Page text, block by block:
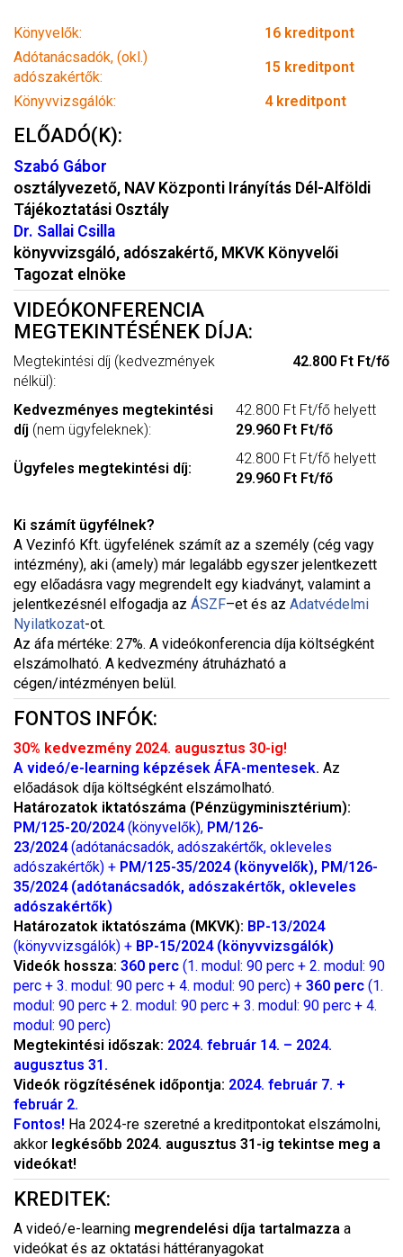
Könyvelők:
16 kreditpont
Adótanácsadók, (okl.)
adószakértők:
15 kreditpont
Könyvvizsgálók:
4 kreditpont
ELŐADÓ(K):
Szabó Gábor
osztályvezető, NAV Központi Irányítás Dél-Alföldi
Tájékoztatási Osztály
Dr. Sallai Csilla
könyvvizsgáló, adószakértő, MKVK Könyvelői
Tagozat elnöke
VIDEÓKONFERENCIA
MEGTEKINTÉSÉNEK DÍJA:
Megtekintési díj (kedvezmények
nélkül):
42.800 Ft Ft/fő
Kedvezményes megtekintési
díj (nem ügyfeleknek):
42.800 Ft Ft/fő helyett
29.960 Ft Ft/fő
Ügyfeles megtekintési díj:
42.800 Ft Ft/fő helyett
29.960 Ft Ft/fő
Ki számít ügyfélnek?
A Vezinfó Kft. ügyfelének számít az a személy (cég vagy
intézmény), aki (amely) már legalább egyszer jelentkezett
egy előadásra vagy megrendelt egy kiadványt, valamint a
jelentkezésnél elfogadja az ÁSZF–et és az Adatvédelmi
Nyilatkozat-ot.
Az áfa mértéke: 27%. A videókonferencia díja költségként
elszámolható. A kedvezmény átruházható a
cégen/intézményen belül.
FONTOS INFÓK:
30% kedvezmény 2024. augusztus 30-ig!
A videó/e-learning képzések ÁFA-mentesek. Az
előadások díja költségként elszámolható.
Határozatok iktatószáma (Pénzügyminisztérium):
PM/125-20/2024(könyvelők), PM/126-
23/2024(adótanácsadók, adószakértők, okleveles
adószakértők) + PM/125-35/2024 (könyvelők), PM/126-
35/2024 (adótanácsadók, adószakértők, okleveles
adószakértők)
Határozatok iktatószáma (MKVK): BP-13/2024
(könyvvizsgálók) + BP-15/2024 (könyvvizsgálók)
Videók hossza: 360 perc (1. modul: 90 perc + 2. modul: 90
perc + 3. modul: 90 perc + 4. modul: 90 perc) + 360 perc (1.
modul: 90 perc + 2. modul: 90 perc + 3. modul: 90 perc + 4.
modul: 90 perc)
Megtekintési időszak: 2024. február 14. – 2024.
augusztus 31.
Videók rögzítésének időpontja: 2024. február 7. +
február 2.
Fontos! Ha 2024-re szeretné a kreditpontokat elszámolni,
akkor legkésőbb 2024. augusztus 31-ig tekintse meg a
videókat!
KREDITEK:
A videó/e-learning megrendelési díja tartalmazza a
videókat és az oktatási háttéranyagokat